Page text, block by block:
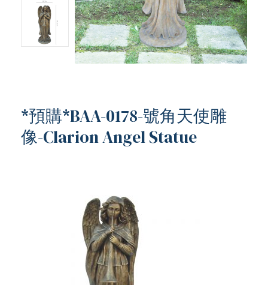
*預購*BAA-0178-號角天使雕
像-Clarion Angel Statue
含日本